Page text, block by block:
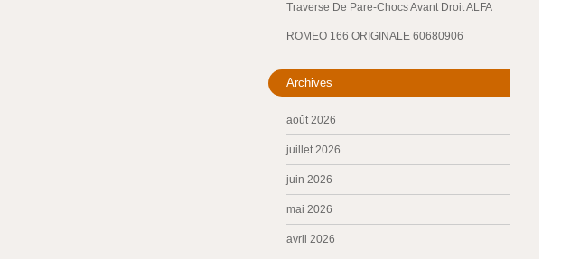
Traverse De Pare-Chocs Avant Droit ALFA
ROMEO 166 ORIGINALE 60680906
Archives
août 2026
juillet 2026
juin 2026
mai 2026
avril 2026